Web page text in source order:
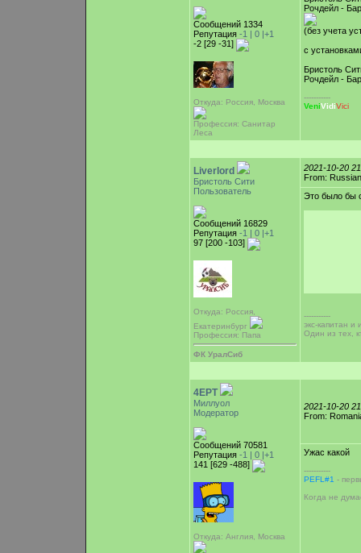
Сообщений 1334
Репутация -1 | 0 |+1
-2 [29 -31]
Откуда: Россия, Москва
Профессия: Санитар
Леса
Рочдейл -
(без учета
с
Бристоль
Рочдейл -
-----------
VeniVidiVici
Liverlord
Бристоль Сити
Пользователь
Сообщений 16829
Репутация -1 | 0 |+1
97 [200 -103]
Откуда: Россия,
Екатеринбург
Профессия: Папа
ФК УралСиб
2021-10-20
From:
Это было бы
-----------
экс-капитан
Один из тех,
4EPT
Миллуол
Модератор
Сообщений 70581
Репутация -1 | 0 |+1
141 [629 -488]
Откуда: Англия, Москва
2021-10-20
From:
Ужас какой
-----------
PEFL#1 -
Когда не